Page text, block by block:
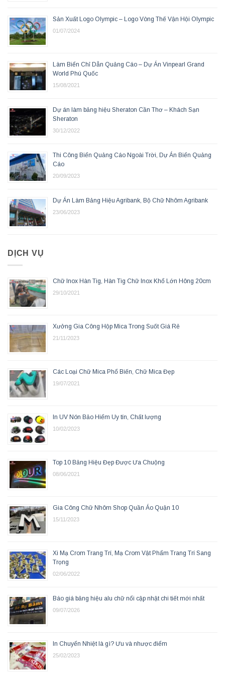
Sản Xuất Logo Olympic – Logo Vòng Thế Vận Hội Olympic
01/07/2024
Làm Biển Chỉ Dẫn Quảng Cáo – Dự Án Vinpearl Grand
World Phú Quốc
15/08/2021
Dự án làm bảng hiệu Sheraton Cần Thơ – Khách Sạn
Sheraton
30/12/2022
Thi Công Biển Quảng Cáo Ngoài Trời, Dự Án Biển Quảng
Cáo
20/09/2023
Dự Án Làm Bảng Hiệu Agribank, Bộ Chữ Nhôm Agribank
23/06/2023
DỊCH VỤ
Chữ Inox Hàn Tig, Hàn Tig Chữ Inox Khổ Lớn Hông 20cm
29/10/2021
Xưởng Gia Công Hộp Mica Trong Suốt Giá Rẻ
21/11/2023
Các Loại Chữ Mica Phổ Biến, Chữ Mica Đẹp
19/07/2021
In UV Nón Bảo Hiểm Uy tín, Chất lượng
10/02/2023
Top 10 Bảng Hiệu Đẹp Được Ưa Chuộng
08/06/2021
Gia Công Chữ Nhôm Shop Quần Áo Quận 10
15/11/2023
Xi Mạ Crom Trang Trí, Mạ Crom Vật Phẩm Trang Trí Sang
Trọng
02/06/2022
Báo giá bảng hiệu alu chữ nổi cập nhật chi tiết mới nhất
09/07/2026
In Chuyển Nhiệt là gì? Ưu và nhược điểm
25/02/2023